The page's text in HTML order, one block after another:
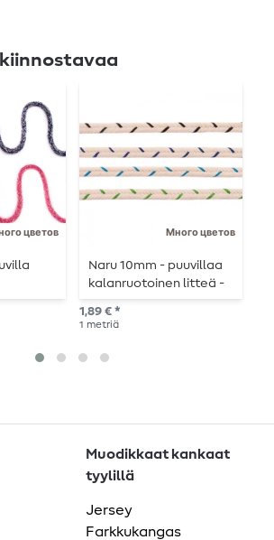
kiinnostavaa
цветов Много цветов
Naru 10mm - puuvillaa
kalanruotoinen litteä -
metritavarana.
1,89 € *
1 metriä
Muodikkaat kankaat
tyylillä
Jersey
Farkkukangas